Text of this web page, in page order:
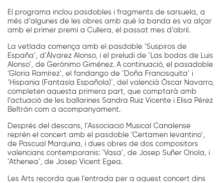
El programa inclou pasdobles i fragments de sarsuela, a
més d’algunes de les obres amb què la banda es va alçar
amb el primer premi a Cullera, el passat mes d’abril.
La vetlada comença amb el pasdoble ‘Suspiros de
España’, d’Álvarez Alonso, i el preludi de ‘Las bodas de Luis
Alonso’, de Gerónimo Giménez. A continuació, el pasadoble
‘Gloria Ramírez’, el fandango de ‘Doña Francisquita’ i
‘Hispania (Fantasía Española)’, del valencià Óscar Navarro,
completen aquesta primera part, que comptarà amb
l’actuació de les ballarines Sandra Ruiz Vicente i Elisa Pérez
Beltrán com a acompanyament.
Després del descans, l’Associació Musical Canalense
reprén el concert amb el pasdoble ‘Certamen levantino’,
de Pascual Marquina, i dues obres de dos compositors
valencians contemporanis: ‘Vasa’, de Josep Suñer Oriola, i
‘Athenea’, de Josep Vicent Egea.
Les Arts recorda que l’entrada per a aquest concert dins